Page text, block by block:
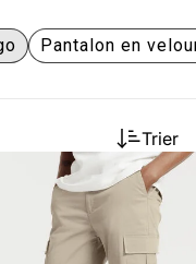
Pantalon en
Trier